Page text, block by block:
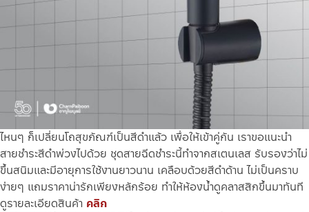
ไหนๆ ก็เปลี่ยนโถสุขภัณฑ์เป็นสีดำแล้ว เพื่อให้เข้าคู่กัน เราขอแนะนำ
สายชำระสีดำพ่วงไปด้วย ชุดสายฉีดชำระนี้ทำจากสเตนเลส รับรองว่าไม่
ขึ้นสนิมและมีอายุการใช้งานยาวนาน เคลือบด้วยสีดำด้าน ไม่เป็นคราบ
ง่ายๆ แถมราคาน่ารักเพียงหลักร้อย ทำให้ห้องน้ำดูคลาสสิกขึ้นมาทันที
ดูรายละเอียดสินค้า คลิก